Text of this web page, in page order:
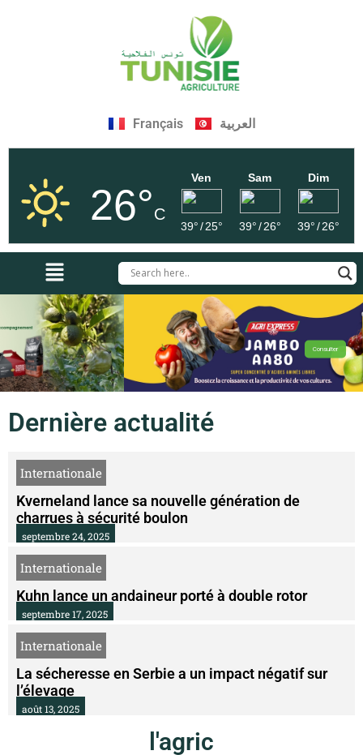
Français العربية
26°C
Ven
39°/ 25°
Sam
39°/ 26°
Dim
39°/ 26°
Consulter
Dernière actualité
Internationale
Kverneland lance sa nouvelle génération de
charrues à sécurité boulon
septembre 24, 2025
Internationale
Kuhn lance un andaineur porté à double rotor
septembre 17, 2025
Internationale
La sécheresse en Serbie a un impact négatif sur
l’élevage
août 13, 2025
l'agri